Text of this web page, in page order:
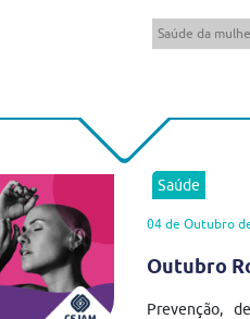
Saúde da
Saúde
04 de Outubro
Outubro
Prevenção,